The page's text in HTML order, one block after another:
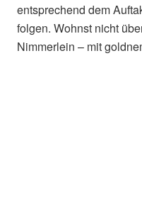
entsprechend dem
folgen. Wohnst nicht
Nimmerlein – mit